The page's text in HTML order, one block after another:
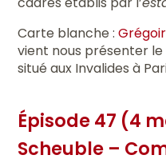
Carte blanche :
vient nous présenter le
situé aux Invalides à
Épisode 47 (4
Scheuble –